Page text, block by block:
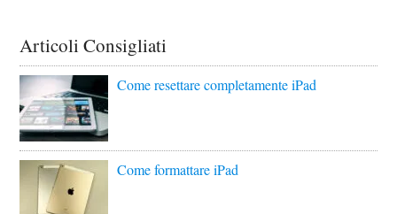
Articoli Consigliati
Come resettare completamente iPad
Come formattare iPad